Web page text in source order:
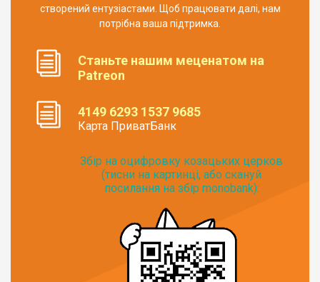
створений ентузіастами. Щоб працювати далі, нам
потрібна ваша підтримка.
Станьте нашим меценатом на
Patreon
4149 6293 1537 9685
Карта ПриватБанк
Збір на оцифровку козацьких церков
(тисни на картинці, або скануй
посилання на збір monobank):